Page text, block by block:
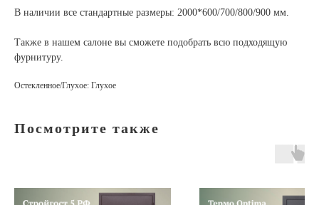
В наличии все стандартные размеры: 2000*600/700/800/900 мм.
Также в нашем салоне вы сможете подобрать всю подходящую
фурнитуру.
Остекленное/Глухое: Глухое
Посмотрите также